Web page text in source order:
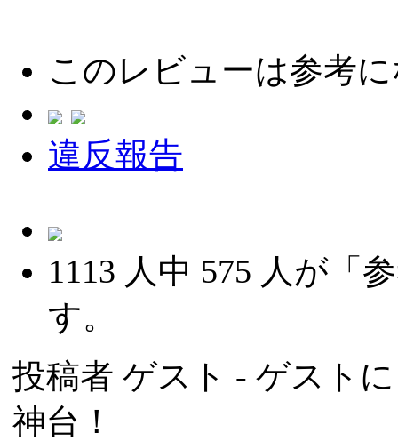
このレビューは参考
違反報告
1113 人中 575 人が「
す。
投稿者 ゲスト - ゲスト
神台！